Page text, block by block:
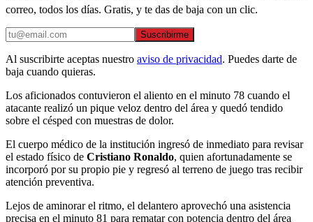
correo, todos los días. Gratis, y te das de baja con un clic.
Suscribirme
Al suscribirte aceptas nuestro aviso de privacidad. Puedes darte de
baja cuando quieras.
Los aficionados contuvieron el aliento en el minuto 78 cuando el
atacante realizó un pique veloz dentro del área y quedó tendido
sobre el césped con muestras de dolor.
El cuerpo médico de la institución ingresó de inmediato para revisar
el estado físico de Cristiano Ronaldo, quien afortunadamente se
incorporó por su propio pie y regresó al terreno de juego tras recibir
atención preventiva.
Lejos de aminorar el ritmo, el delantero aprovechó una asistencia
precisa en el minuto 81 para rematar con potencia dentro del área